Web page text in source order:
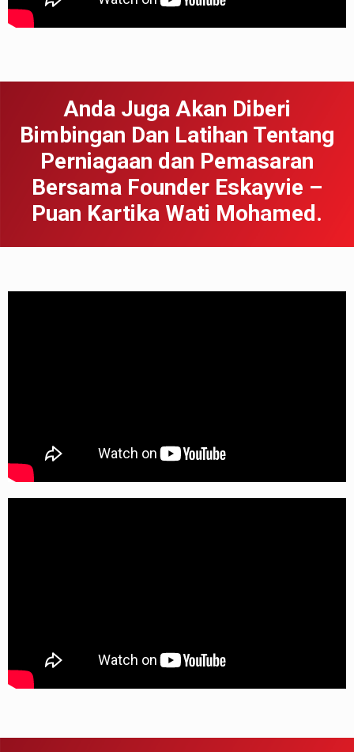
Anda Juga Akan Diberi
Bimbingan Dan Latihan Tentang
Perniagaan dan Pemasaran
Bersama Founder Eskayvie –
Puan Kartika Wati Mohamed.